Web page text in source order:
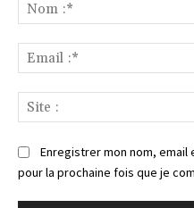
Enregistrer mon nom,
pour la prochaine fois que je